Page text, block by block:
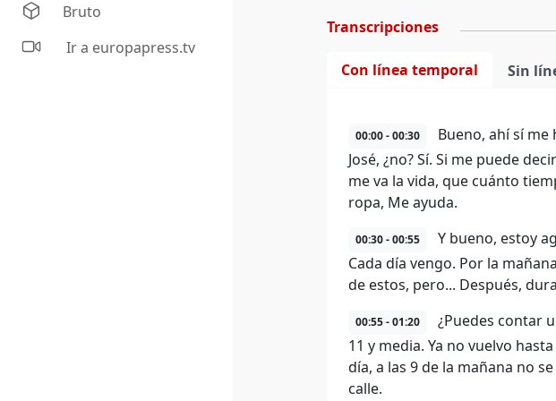
Bruto
Ir a europapress.tv
Transcripciones
Con línea temporal Sin
00:00 - 00:30
Bueno, ahí sí me
José, ¿no? Sí. Si me puede
me va la vida, que cuánto
ropa, Me ayuda.
00:30 - 00:55
Y bueno, estoy
Cada día vengo. Por la
de estos, pero... Después,
00:55 - 01:20
¿Puedes contar
11 y media. Ya no vuelvo
día, a las 9 de la mañana no
calle.